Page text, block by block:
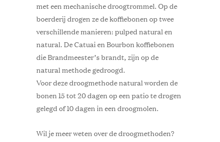
met een mechanische droogtrommel. Op de
boerderij drogen ze de koffiebonen op twee
verschillende manieren: pulped natural en
natural. De Catuai en Bourbon koffiebonen
die Brandmeester’s brandt, zijn op de
natural methode gedroogd.
Voor deze droogmethode natural worden de
bonen 15 tot 20 dagen op een patio te drogen
gelegd of 10 dagen in een droogmolen.
Wil je meer weten over de droogmethoden?